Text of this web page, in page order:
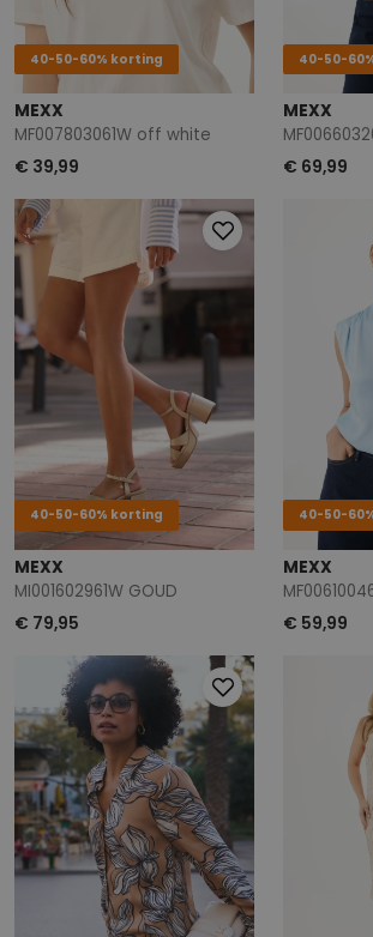
40-50-60% korting
MEXX
MF007803061W off white
€ 39,99
40-50-
MEXX
€ 69,99
40-50-60% korting
MEXX
MI001602961W GOUD
€ 79,95
40-50-
MEXX
€ 59,99